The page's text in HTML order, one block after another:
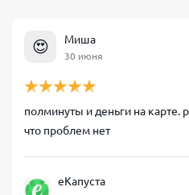
😍 Миша
30 июня
полминуты и деньги на карте.
что проблем нет
еКапуста